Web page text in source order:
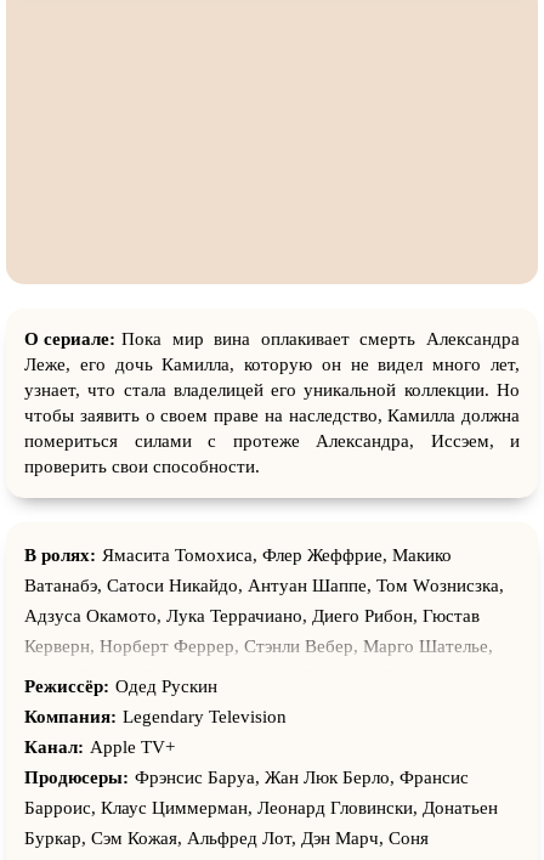
О сериале: Пока мир вина оплакивает смерть Александра
Леже, его дочь Камилла, которую он не видел много лет,
узнает, что стала владелицей его уникальной коллекции. Но
чтобы заявить о своем праве на наследство, Камилла должна
помериться силами с протеже Александра, Иссэем, и
проверить свои способности.
В ролях: Ямасита Томохиса, Флер Жеффрие, Макико
Ватанабэ, Сатоси Никайдо, Антуан Шаппе, Том Wозниcзка,
Адзуса Окамото, Лука Террачиано, Диего Рибон, Гюстав
Керверн, Норберт Феррер, Стэнли Вебер, Марго Шателье,
Агата Лёвина, Дмитрий Стрелков, Виктория Войнич-Слуцкая,
Александр Койгеров, Марина Гладкая, Софи Мусель,
Томохиса Ямасита, Том Возничка, Сесиль Буа, Сатоси
Никаидо, Киоко Такенака, Нанами Камэда, Кадзухиро
Мурояма, Манон Мендивид, Масанэ Цукаяма, Мишель
Бомпуаль, Томоко Фудзита, Ивэн Патюрель, Хироюки
Режиссёр: Одед Рускин
Компания: Legendary Television
Канал: Apple TV+
Продюсеры: Фрэнсис Баруа, Жан Люк Берло, Франcис
Барроис, Клаус Циммерман, Леонард Гловински, Донатьен
Буркар, Сэм Кожая, Альфред Лот, Дэн Марч, Соня